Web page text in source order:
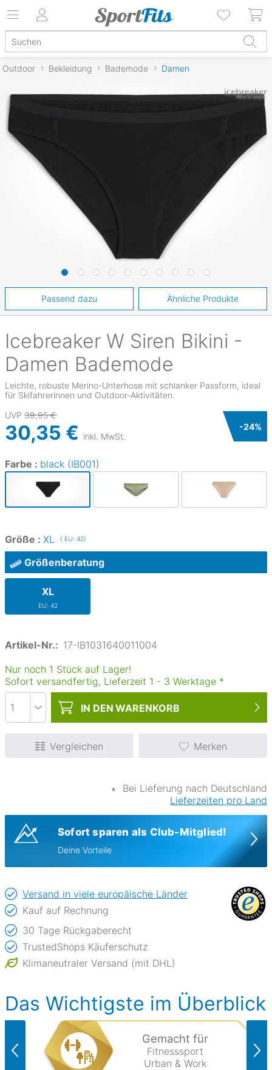
Outdoor Bekleidung Bademode Damen
Icebreaker W Siren Bikini -
Damen Bademode
Leichte, robuste Merino-Unterhose mit schlanker Passform, ideal
für Skifahrerinnen und Outdoor-Aktivitäten.
UVP 39,95 €
30,35 € inkl. MwSt.
-24%
Farbe : black (IB001)
Größe : XL ( EU: 42)
Größenberatung
XL
EU: 42
Artikel-Nr.: 17-IB1031640011004
Nur noch 1 Stück auf Lager!
Sofort versandfertig, Lieferzeit 1 - 3 Werktage *
IN DEN WARENKORB
Vergleichen Merken
∗
Bei Lieferung nach Deutschland
Lieferzeiten pro Land
Sofort sparen als Club-Mitglied!
Deine Vorteile
Passend dazu Ähnliche Produkte
Versand in viele europäische Länder
Kauf auf Rechnung
30 Tage Rückgaberecht
TrustedShops Käuferschutz
Klimaneutraler Versand (mit DHL)
Das Wichtigste im Überblick
Gemacht für
Fitnesssport
Urban & Work